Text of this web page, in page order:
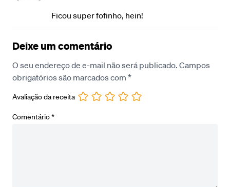
Ficou super fofinho, hein!
Deixe um comentário
O seu endereço de e-mail não será publicado. Campos
obrigatórios são marcados com *
Avaliação da receita
Comentário*